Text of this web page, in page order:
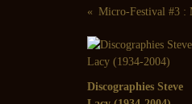
Discographies Steve